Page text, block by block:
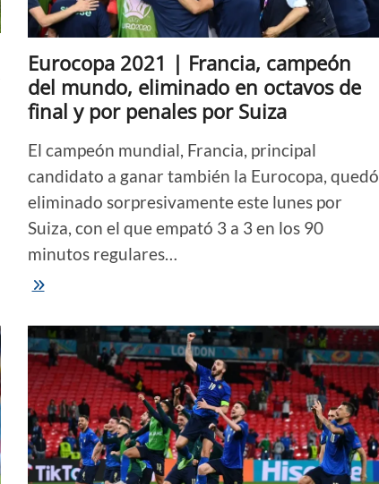
Eurocopa 2021 | Francia, campeón
del mundo, eliminado en octavos de
final y por penales por Suiza
El campeón mundial, Francia, principal
candidato a ganar también la Eurocopa, quedó
eliminado sorpresivamente este lunes por
Suiza, con el que empató 3 a 3 en los 90
minutos regulares…
Eurocopa
Francia,
campeón
del
mundo,
eliminado
en
octavos
de
final
y